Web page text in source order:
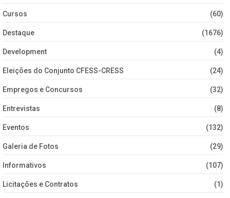
Cursos (60)
Destaque (1676)
Development (4)
Eleições do Conjunto CFESS-CRESS (24)
Empregos e Concursos (32)
Entrevistas (8)
Eventos (132)
Galeria de Fotos (29)
Informativos (107)
Licitações e Contratos (1)